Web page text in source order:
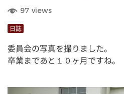
97 views
日誌
委員会の写真を撮りました。
卒業まであと１０ヶ月ですね。